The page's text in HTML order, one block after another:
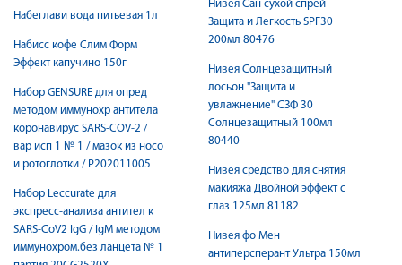
Набеглави вода питьевая 1л
Набисс кофе Слим Форм
Эффект капучино 150г
Набор GENSURE для опред
методом иммунохр антитела
коронавирус SARS-COV-2 /
вар исп 1 № 1 / мазок из носо
и ротоглотки / P202011005
Набор Leccurate для
экспресс-анализа антител к
SARS-CoV2 IgG / IgM методом
иммунохром.без ланцета № 1
Нивея Сан сухой спрей
Защита и Легкость SPF30
200мл 80476
Нивея Солнцезащитный
лосьон "Защита и
увлажнение" СЗФ 30
Солнцезащитный 100мл
80440
Нивея средство для снятия
макияжа Двойной эффект с
глаз 125мл 81182
Нивея фо Мен
антиперсперант Ультра 150мл